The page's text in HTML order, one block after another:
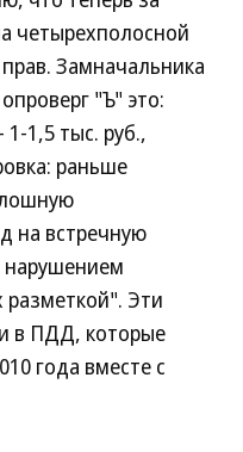
четырехполосной
Замначальника
"Ъ" это:
1,5 тыс. руб.,
раньше
на встречную
нарушением
разметкой". Эти
в ПДД, которые
года вместе с